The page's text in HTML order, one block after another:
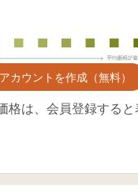
アカウントを作成（無料）
格は、会員登録する